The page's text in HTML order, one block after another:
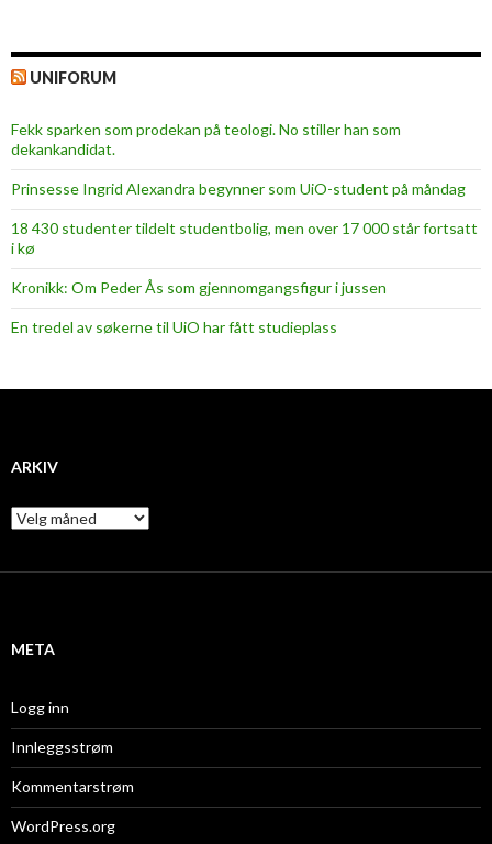
UNIFORUM
Fekk sparken som prodekan på teologi. No stiller han som
dekankandidat.
Prinsesse Ingrid Alexandra begynner som UiO-student på måndag
18 430 studenter tildelt studentbolig, men over 17 000 står fortsatt
i kø
Kronikk: Om Peder Ås som gjennomgangsfigur i jussen
En tredel av søkerne til UiO har fått studieplass
ARKIV
A
r
i
META
Logg inn
Innleggsstrøm
Kommentarstrøm
WordPress.org